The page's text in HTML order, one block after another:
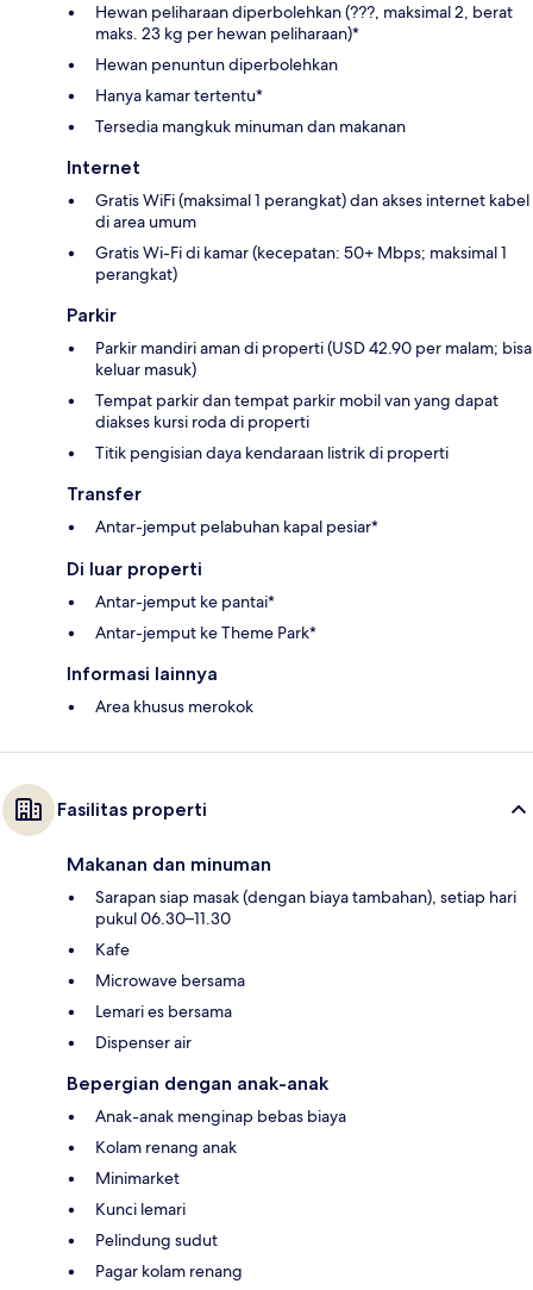
Hewan peliharaan diperbolehkan (???, maksimal 2, berat
maks. 23 kg per hewan peliharaan)*
Hewan penuntun diperbolehkan
Hanya kamar tertentu*
Tersedia mangkuk minuman dan makanan
Internet
Gratis WiFi (maksimal 1 perangkat) dan akses internet kabel
di area umum
Gratis Wi-Fi di kamar (kecepatan: 50+ Mbps; maksimal 1
perangkat)
Parkir
Parkir mandiri aman di properti (USD 42.90 per malam; bisa
keluar masuk)
Tempat parkir dan tempat parkir mobil van yang dapat
diakses kursi roda di properti
Titik pengisian daya kendaraan listrik di properti
Transfer
Antar-jemput pelabuhan kapal pesiar*
Di luar properti
Antar-jemput ke pantai*
Antar-jemput ke Theme Park*
Informasi lainnya
Area khusus merokok
Fasilitas properti
Makanan dan minuman
Sarapan siap masak (dengan biaya tambahan), setiap hari
pukul 06.30–11.30
Kafe
Microwave bersama
Lemari es bersama
Dispenser air
Bepergian dengan anak-anak
Anak-anak menginap bebas biaya
Kolam renang anak
Minimarket
Kunci lemari
Pelindung sudut
Pagar kolam renang